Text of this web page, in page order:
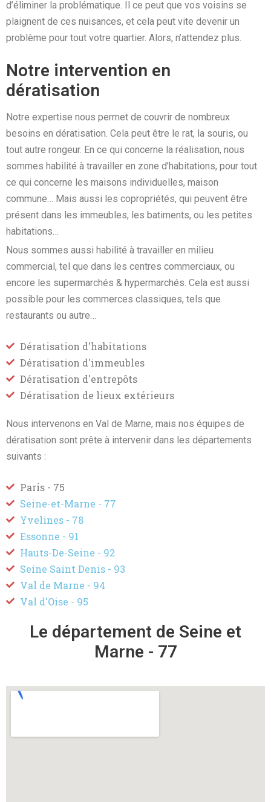
d’éliminer la problématique. Il ce peut que vos voisins se
plaignent de ces nuisances, et cela peut vite devenir un
problème pour tout votre quartier. Alors, n’attendez plus.
Notre intervention en
dératisation
Notre expertise nous permet de couvrir de nombreux
besoins en dératisation. Cela peut être le rat, la souris, ou
tout autre rongeur. En ce qui concerne la réalisation, nous
sommes habilité à travailler en zone d’habitations, pour tout
ce qui concerne les maisons individuelles, maison
commune… Mais aussi les copropriétés, qui peuvent être
présent dans les immeubles, les batiments, ou les petites
habitations…
Nous sommes aussi habilité à travailler en milieu
commercial, tel que dans les centres commerciaux, ou
encore les supermarchés & hypermarchés. Cela est aussi
possible pour les commerces classiques, tels que
restaurants ou autre…
Dératisation d'habitations
Dératisation d'immeubles
Dératisation d'entrepôts
Dératisation de lieux extérieurs
Nous intervenons en Val de Marne, mais nos équipes de
dératisation sont prête à intervenir dans les départements
suivants :
Paris - 75
Seine-et-Marne - 77
Yvelines - 78
Essonne - 91
Hauts-De-Seine - 92
Seine Saint Denis - 93
Val de Marne - 94
Val d'Oise - 95
Le département de Seine et
Marne - 77